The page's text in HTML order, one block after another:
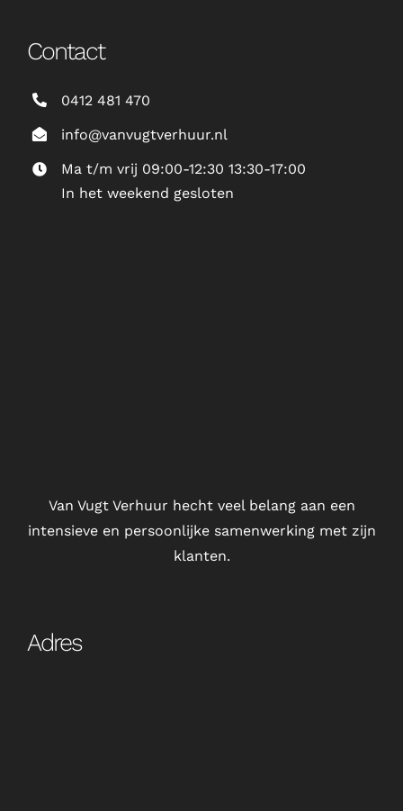
Contact
0412 481 470
info@vanvugtverhuur.nl
Ma t/m vrij 09:00-12:30 13:30-17:00
In het weekend gesloten
Van Vugt Verhuur hecht veel belang aan een
intensieve en persoonlijke samenwerking met zijn
klanten.
Adres